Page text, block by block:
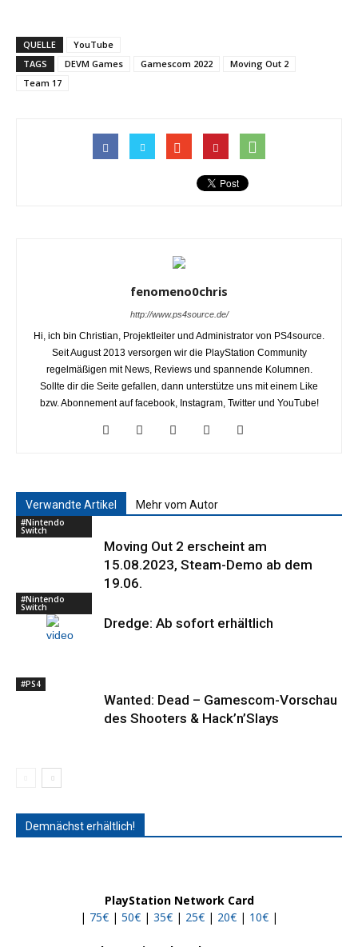
QUELLE
YouTube
TAGS
DEVM Games Gamescom 2022
Moving Out 2
Team 17
fenomeno0chris
http://www.ps4source.de/
Hi, ich bin Christian, Projektleiter und Administrator von PS4source.
Seit August 2013 versorgen wir die PlayStation Community
regelmäßigen mit News, Reviews und spannende Kolumnen.
Sollte dir die Seite gefallen, dann unterstütze uns mit einem Like
bzw. Abonnement auf facebook, Instagram, Twitter und YouTube!
Verwandte Artikel Mehr vom Autor
#Nintendo
Switch
Moving Out 2 erscheint am
15.08.2023, Steam-Demo ab dem
19.06.
#Nintendo
Switch
Dredge: Ab sofort erhältlich
#PS4
Wanted: Dead – Gamescom-Vorschau
des Shooters & Hack’n’Slays
Demnächst erhältlich!
PlayStation Network Card
| 75€ | 50€ | 35€ | 25€ | 20€ | 10€ |